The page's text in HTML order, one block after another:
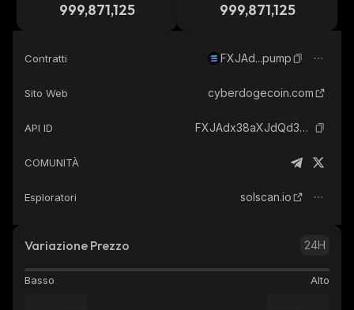
999,871,125 999,871,125
Contratti FXJAd...pump
Sito Web cyberdogecoin.com
API ID FXJAdx38aXJdQd3ABAVu7fQ7Bjh9oMN92eTxszFNpump_solana
COMUNITÀ
Esploratori solscan.io
Variazione Prezzo 24H
Basso Alto